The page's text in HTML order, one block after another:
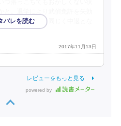
んと起業です。同じく中退とな
2017年11月13日
レビューをもっと見る
powered by